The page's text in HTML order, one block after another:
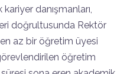
danışmanları,
doğrultusunda Rektör
az bir öğretim üyesi
öğretim